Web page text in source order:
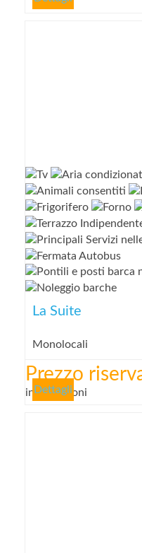
La Suite
Monolocali
Prezzo
informazioni
Dettagli